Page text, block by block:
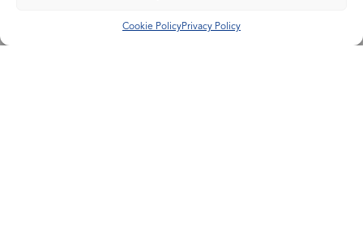
Cookie PolicyPrivacy Policy
Woensdag 09.00 - 17.30 uur